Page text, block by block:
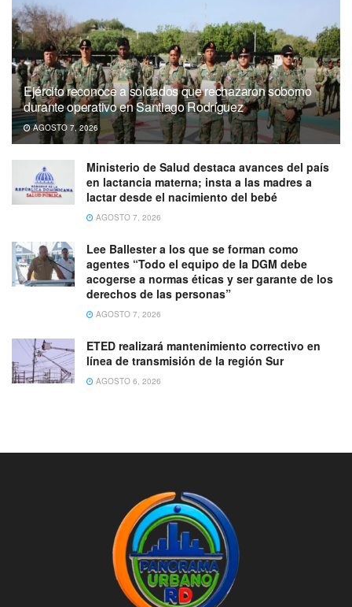
Ejército reconoce a soldados que rechazaron soborno
durante operativo en Santiago Rodríguez
AGOSTO 7, 2026
Ministerio de Salud destaca avances del país
en lactancia materna; insta a las madres a
lactar desde el nacimiento del bebé
AGOSTO 7, 2026
Lee Ballester a los que se forman como
agentes “Todo el equipo de la DGM debe
acogerse a normas éticas y ser garante de los
derechos de las personas”
AGOSTO 7, 2026
ETED realizará mantenimiento correctivo en
línea de transmisión de la región Sur
AGOSTO 6, 2026